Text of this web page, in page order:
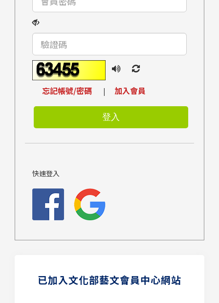
忘記帳號/密碼 | 加入會員
快速登入
已加入文化部藝文會員中心網站